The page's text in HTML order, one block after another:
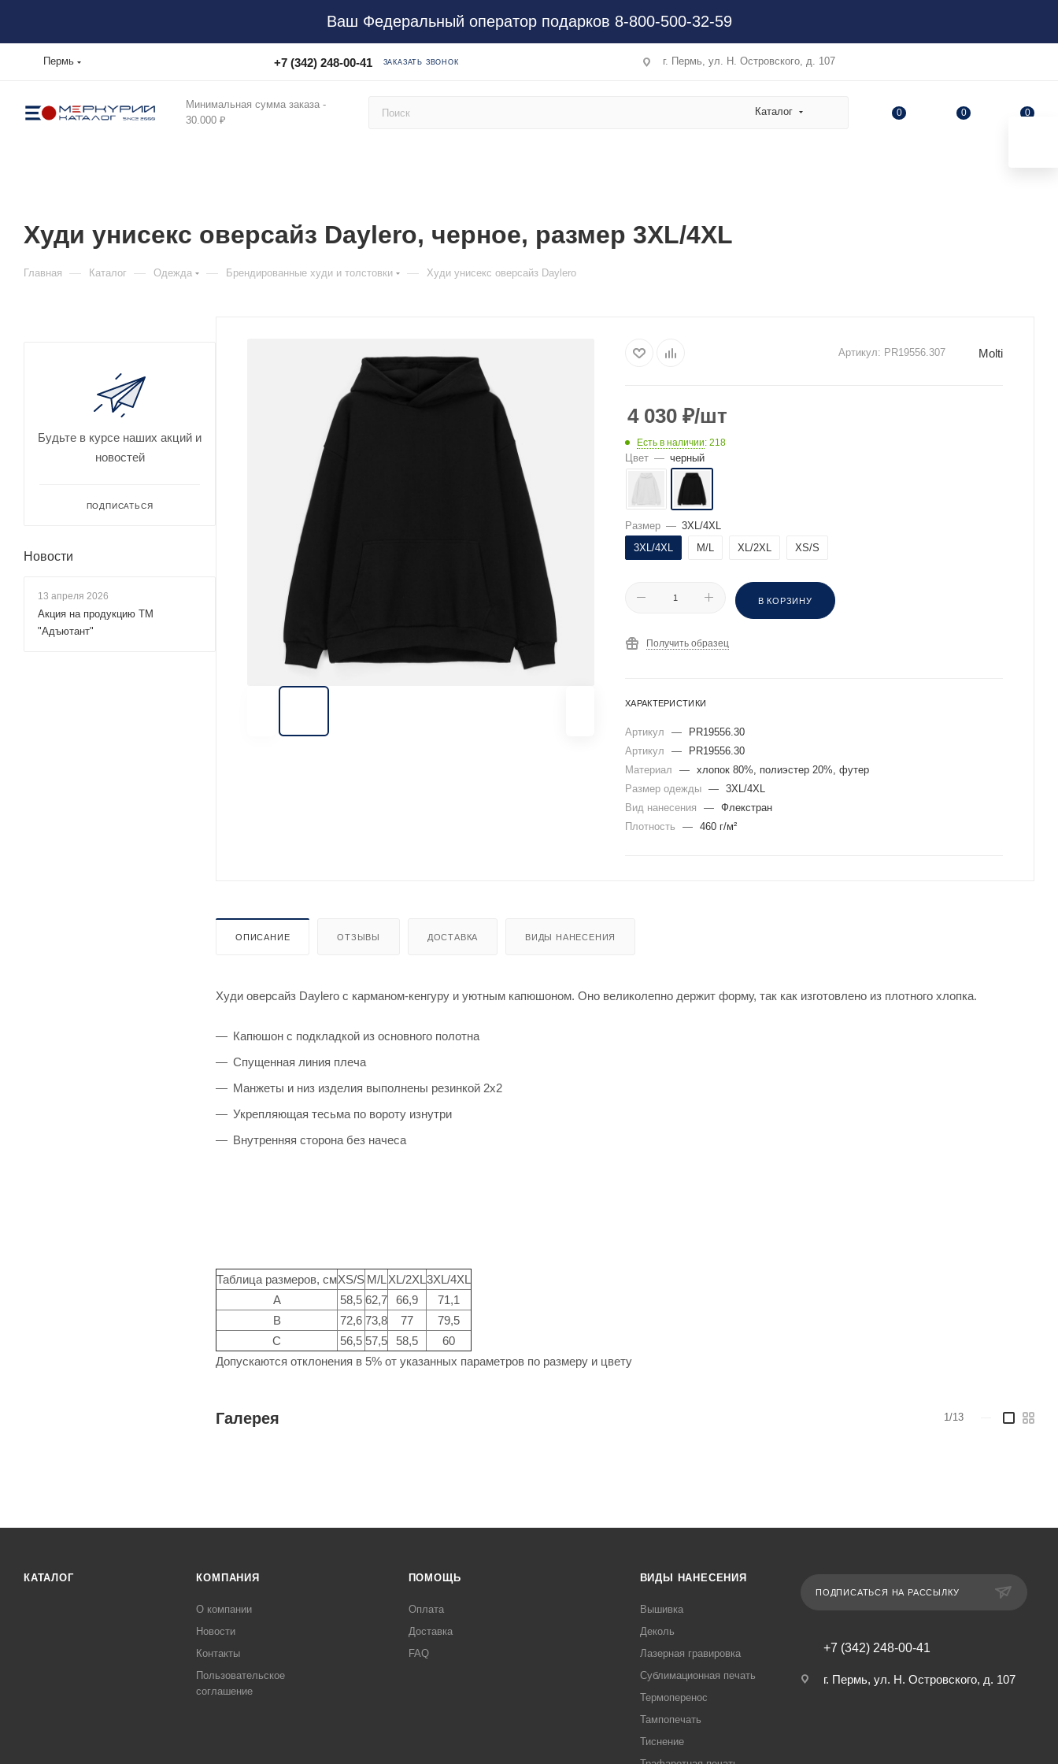
Ваш Федеральный оператор подарков 8-800-500-32-59
Пермь +7 (342) 248-00-41 ЗАКАЗАТЬ ЗВОНОК г. Пермь, ул. Н. Островского, д. 107
Минимальная сумма заказа -
30.000 ₽
Каталог 0 0 0
Худи унисекс оверсайз Daylero, черное, размер 3XL/4XL
Главная — Каталог — Одежда — Брендированные худи и толстовки — Худи унисекс оверсайз Daylero
Артикул: PR19556.307 Molti
4 030 ₽/шт
Есть в наличии: 218
Цвет — черный
Размер — 3XL/4XL
3XL/4XL
M/L XL/2XL XS/S
В КОРЗИНУ
Получить образец
ХАРАКТЕРИСТИКИ
Артикул —
PR19556.30
Артикул
—
PR19556.30
Материал
— хлопок 80%, полиэстер 20%, футер
Размер одежды — 3XL/4XL
Вид нанесения
— Флекстран
Плотность
— 460 г/м²
ОПИСАНИЕ ОТЗЫВЫ ДОСТАВКА ВИДЫ НАНЕСЕНИЯ
Худи оверсайз Daylero с карманом-кенгуру и уютным капюшоном. Оно великолепно держит форму, так как изготовлено из плотного хлопка.
Капюшон с подкладкой из основного полотна
Спущенная линия плеча
Манжеты и низ изделия выполнены резинкой 2х2
Укрепляющая тесьма по вороту изнутри
Внутренняя сторона без начеса
Таблица размеров, смXS/S M/L XL/2XL3XL/4XL
A
58,5 62,7 66,9
71,1
B
72,6 73,8 77
79,5
C
56,5 57,5 58,5
60
Допускаются отклонения в 5% от указанных параметров по размеру и цвету
Галерея 1/13
Будьте в курсе наших акций и
новостей
ПОДПИСАТЬСЯ
Новости
13 апреля 2026
Акция на продукцию ТМ
"Адъютант"
КАТАЛОГ КОМПАНИЯ
О компании
Новости
Контакты
Пользовательское
соглашение
ПОМОЩЬ
Оплата
Доставка
FAQ
ВИДЫ НАНЕСЕНИЯ
Вышивка
Деколь
Лазерная гравировка
Сублимационная печать
Термоперенос
Тампопечать
Тиснение
ПОДПИСАТЬСЯ НА РАССЫЛКУ
+7 (342) 248-00-41
г. Пермь, ул. Н. Островского, д. 107